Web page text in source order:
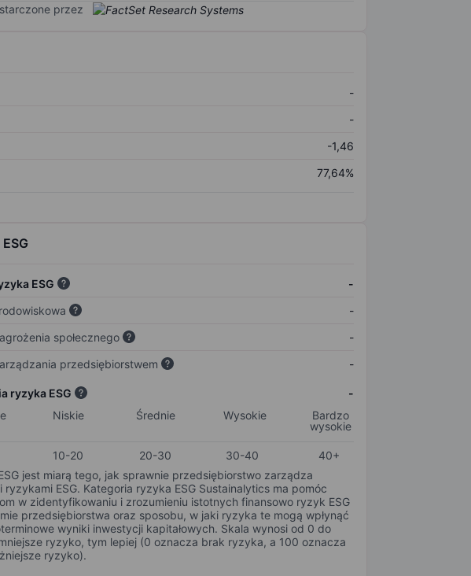
przez
-
-
-1,46
77,64%
ESG
-
-
społecznego
-
przedsiębiorstwem
-
ryzyka ESG
-
Niskie Średnie Wysokie
Bardzo
wysokie
10-20 20-30 30-40
40+
jest miarą tego, jak sprawnie przedsiębiorstwo zarządza
ryzykami ESG. Kategoria ryzyka ESG Sustainalytics ma pomóc
w zidentyfikowaniu i zrozumieniu istotnych finansowo ryzyk ESG
przedsiębiorstwa oraz sposobu, w jaki ryzyka te mogą wpłynąć
wyniki inwestycji kapitałowych. Skala wynosi od 0 do
ryzyko, tym lepiej (0 oznacza brak ryzyka, a 100 oznacza
ryzyko).